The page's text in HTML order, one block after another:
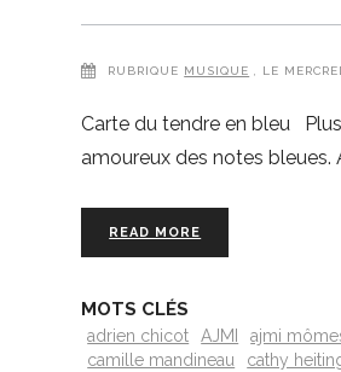
RUBRIQUE MUSIQUE , LE
Carte du tendre en bleu Plus
amoureux des notes bleues.
READ MORE
MOTS CLÉS
adrien chicot AJMI ajmi
camille mandineau
cathy